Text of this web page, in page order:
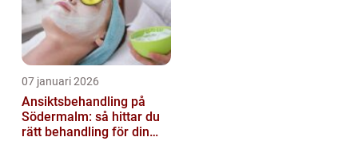
07 januari 2026
Ansiktsbehandling på
Södermalm: så hittar du
rätt behandling för din